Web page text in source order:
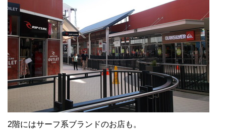
2階にはサーフ系ブランドのお店も。